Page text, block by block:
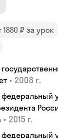
1880 ₽ за урок
• 2008 г.
• 2015 г.